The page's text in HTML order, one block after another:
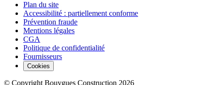
Plan du site
Accessibilité : partiellement conforme
Prévention fraude
Mentions légales
CGA
Politique de confidentialité
Fournisseurs
Cookies
© Copyright Bouygues Construction 2026